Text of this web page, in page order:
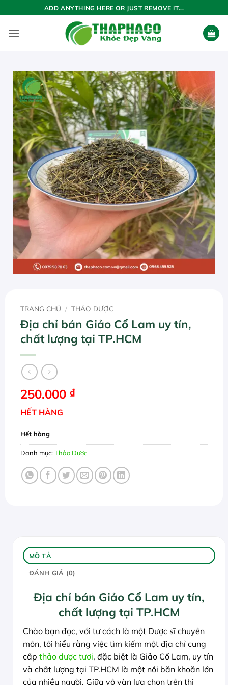
qua
nội
ADD ANYTHING HERE OR JUST REMOVE IT...
TRANG CHỦ / THẢO DƯỢC
Địa chỉ bán Giảo Cổ Lam uy tín,
chất lượng tại TP.HCM
250.000 ₫
HẾT HÀNG
Hết hàng
Danh mục:Thảo Dược
MÔ TẢ
ĐÁNH GIÁ (0)
Địa chỉ bán Giảo Cổ Lam uy tín,
chất lượng tại TP.HCM
Chào bạn đọc, với tư cách là một Dược sĩ chuyên
môn, tôi hiểu rằng việc tìm kiếm một địa chỉ cung
cấp thảo dược tươi, đặc biệt là Giảo Cổ Lam, uy tín
và chất lượng tại TP.HCM là một nỗi băn khoăn lớn
của nhiều người. Giữa vô vàn lựa chọn trên thị